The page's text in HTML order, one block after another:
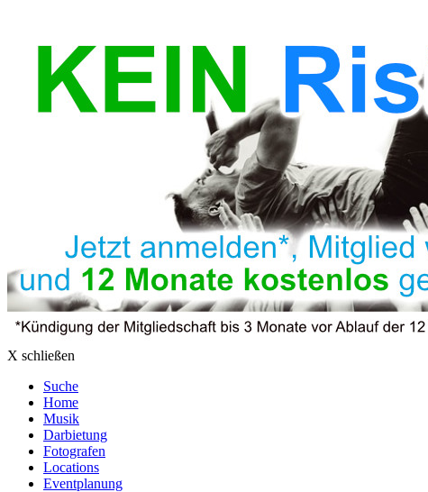
X schließen
Suche
Home
Musik
Darbietung
Fotografen
Locations
Eventplanung